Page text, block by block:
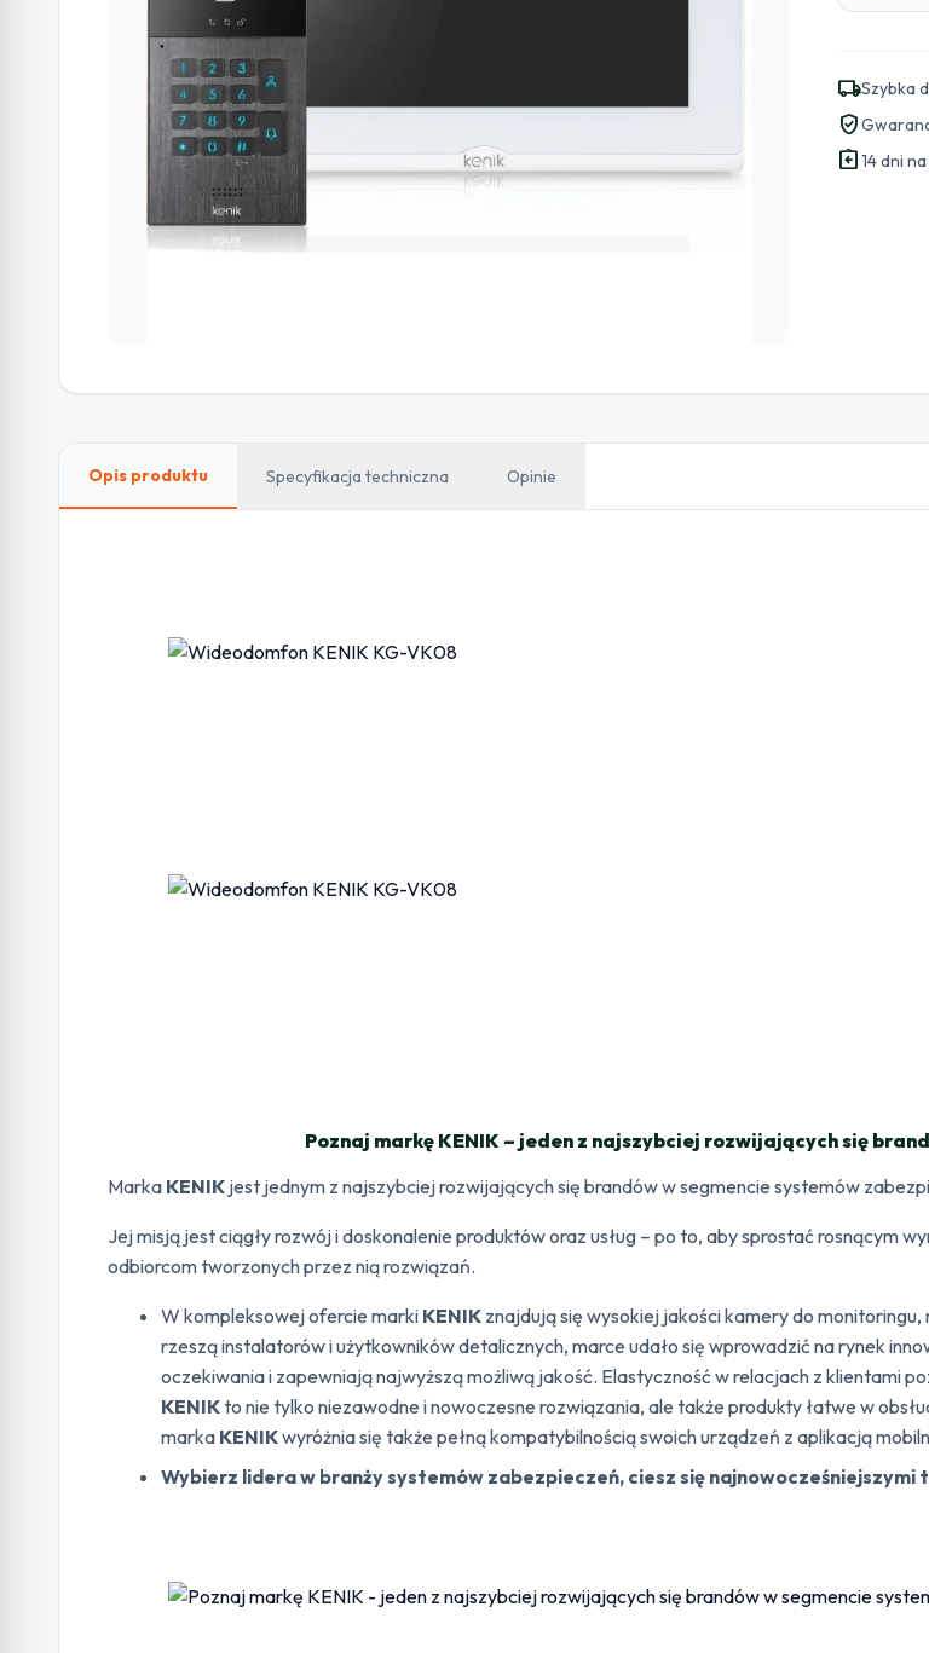
local_shippingSzybka
verified_user
assignment_return14 dni
Opis produktu Specyfikacja techniczna Opinie
Poznaj markę KENIK – jeden z najszybciej rozwijających się
Marka KENIK jest jednym z najszybciej rozwijających się brandów w segmencie systemów
Jej misją jest ciągły rozwój i doskonalenie produktów oraz usług – po to, aby sprostać rosnącym
odbiorcom tworzonych przez nią rozwiązań.
W kompleksowej ofercie marki KENIK znajdują się wysokiej jakości kamery do
rzeszą instalatorów i użytkowników detalicznych, marce udało się wprowadzić na rynek
oczekiwania i zapewniają najwyższą możliwą jakość. Elastyczność w relacjach z klientami
KENIKto nie tylko niezawodne i nowoczesne rozwiązania, ale także produkty łatwe w
marka KENIKwyróżnia się także pełną kompatybilnością swoich urządzeń z aplikacją
Wybierz lidera w branży systemów zabezpieczeń, ciesz się najnowocześniejszymi